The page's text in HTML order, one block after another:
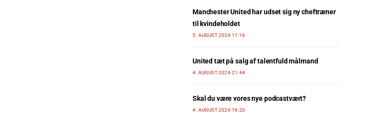
Manchester United har udset sig ny cheftræner
til kvindeholdet
5. AUGUST 2026 11:16
United tæt på salg af talentfuld målmand
4. AUGUST 2026 21:44
Skal du være vores nye podcastvært?
4. AUGUST 2026 16:20